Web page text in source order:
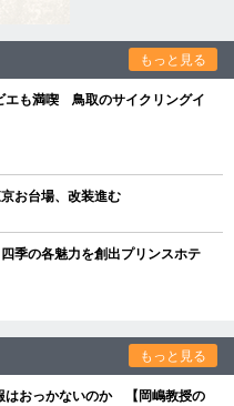
もっと見る
エも満喫 鳥取のサイクリングイ
お台場、改装進む
季の各魅力を創出プリンスホテ
もっと見る
はおっかないのか 【岡嶋教授の